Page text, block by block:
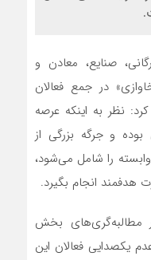
صنایع، معادن و
در جمع فعالان
نظر به اینکه عرصه
و جرگه بزرگی از
را شامل می‌شود،
هدفمند انجام بگیرد.
مطالبه‌گری‌های بخش
یکصدایی فعالان این